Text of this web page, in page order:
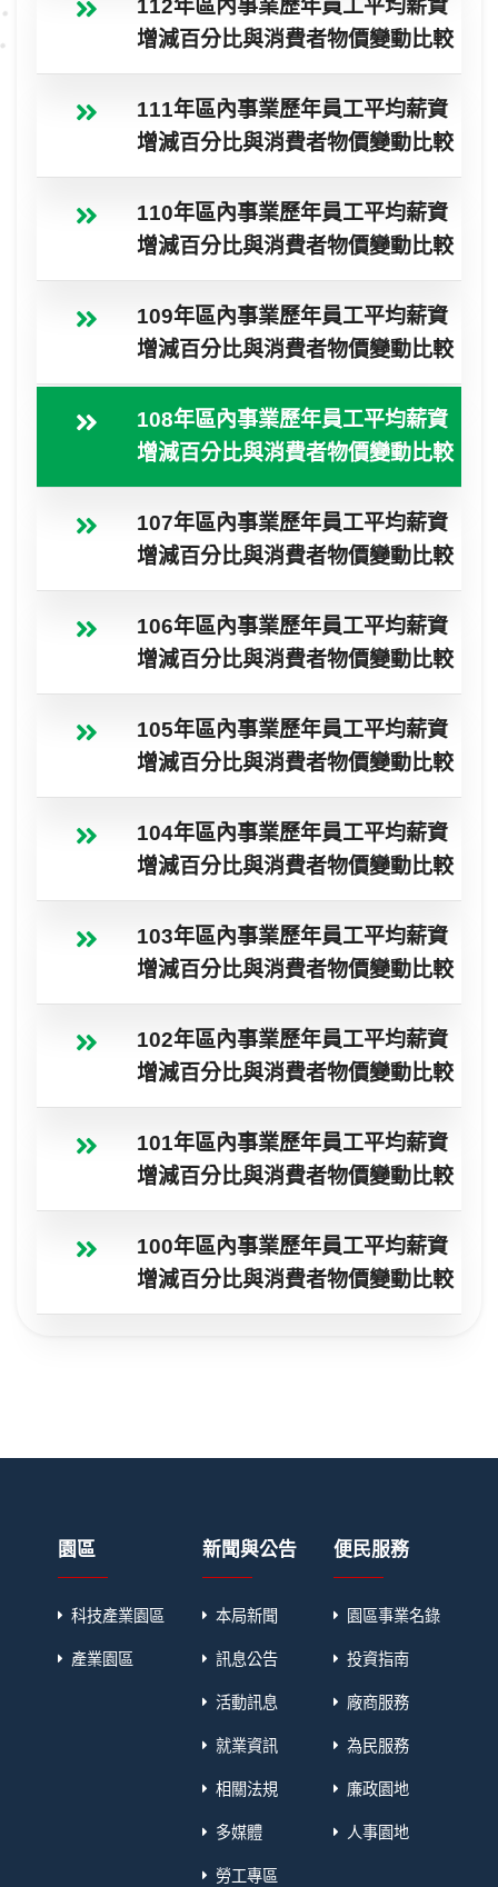
112年區內事業歷年員工平均薪資
增減百分比與消費者物價變動比較
111年區內事業歷年員工平均薪資
增減百分比與消費者物價變動比較
110年區內事業歷年員工平均薪資
增減百分比與消費者物價變動比較
109年區內事業歷年員工平均薪資
增減百分比與消費者物價變動比較
108年區內事業歷年員工平均薪資
增減百分比與消費者物價變動比較
107年區內事業歷年員工平均薪資
增減百分比與消費者物價變動比較
106年區內事業歷年員工平均薪資
增減百分比與消費者物價變動比較
105年區內事業歷年員工平均薪資
增減百分比與消費者物價變動比較
104年區內事業歷年員工平均薪資
增減百分比與消費者物價變動比較
103年區內事業歷年員工平均薪資
增減百分比與消費者物價變動比較
102年區內事業歷年員工平均薪資
增減百分比與消費者物價變動比較
101年區內事業歷年員工平均薪資
增減百分比與消費者物價變動比較
100年區內事業歷年員工平均薪資
增減百分比與消費者物價變動比較
園區
科技產業園區
產業園區
新聞與公告
本局新聞
訊息公告
活動訊息
就業資訊
相關法規
多媒體
勞工專區
便民服務
園區事業名錄
投資指南
廠商服務
為民服務
廉政園地
人事園地